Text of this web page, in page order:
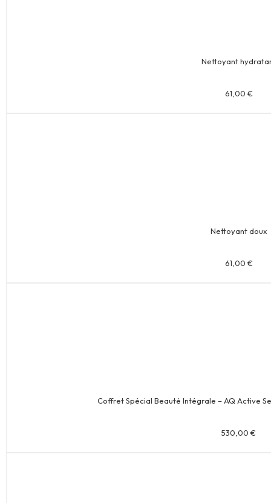
Nettoyant
61,00 €
Nettoyant doux
61,00 €
Coffret Spécial Beauté Intégrale – AQ Active
530,00 €